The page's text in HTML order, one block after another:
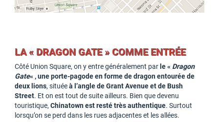
LA « DRAGON GATE » COMME ENTRÉE
Côté Union Square, on y entre généralement par le « Dragon
Gate« , une porte-pagode en forme de dragon entourée de
deux lions, situéeà l’angle de Grant Avenue et de Bush
Street. Et on est tout de suite ailleurs. Bien que devenu
touristique, Chinatown est resté très authentique. Surtout
lorsqu’on se perd dans les rues adjacentes et les allées.